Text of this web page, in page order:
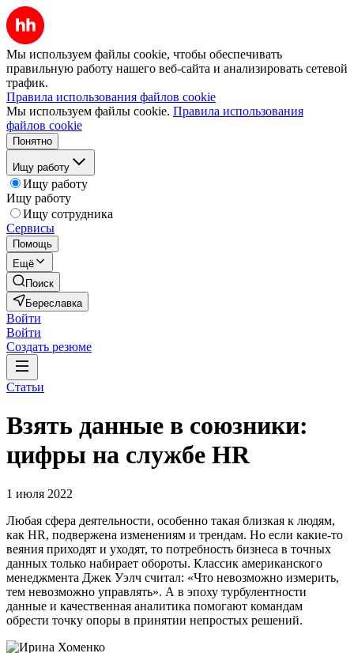
Мы используем файлы cookie, чтобы обеспечивать
правильную работу нашего веб-сайта и анализировать сетевой
трафик.
Правила использования файлов cookie
Мы используем файлы cookie. Правила использования
файлов cookie
Понятно
Ищу работу
Ищу работу
Ищу работу
Ищу сотрудника
Сервисы
Помощь
Ещё
Поиск
Береславка
Войти
Войти
Создать резюме
Статьи
Взять данные в союзники:
цифры на службе HR
1 июля 2022
Любая сфера деятельности, особенно такая близкая к людям,
как HR, подвержена изменениям и трендам. Но если какие-то
веяния приходят и уходят, то потребность бизнеса в точных
данных только набирает обороты. Классик американского
менеджмента Джек Уэлч считал: «Что невозможно измерить,
тем невозможно управлять». А в эпоху турбулентности
данные и качественная аналитика помогают командам
обрести точку опоры в принятии непростых решений.